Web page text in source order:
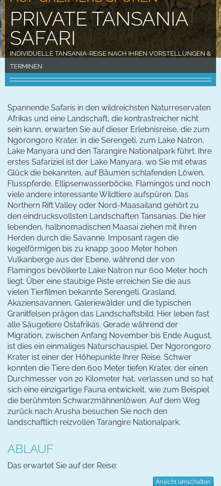
PRIVATE TANSANIA
SAFARI
INDIVIDUELLE TANSANIA-REISE NACH IHREN VORSTELLUNGEN &
TERMINEN
Spannende Safaris in den wildreichsten Naturreservaten
Afrikas und eine Landschaft, die kontrastreicher nicht
sein kann, erwarten Sie auf dieser Erlebnisreise, die zum
Ngorongoro Krater, in die Serengeti, zum Lake Natron,
Lake Manyara und den Tarangire Nationalpark führt. Ihre
erstes Safariziel ist der Lake Manyara, wo Sie mit etwas
Glück die bekannten, auf Bäumen schlafenden Löwen,
Flusspferde, Ellipsenwasserböcke, Flamingos und noch
viele andere interessante Wildtiere aufspüren. Das
Northern Rift Valley oder Nord-Maasailand gehört zu
den eindrucksvollsten Landschaften Tansanias. Die hier
lebenden, halbnomadischen Maasai ziehen mit ihren
Herden durch die Savanne. Imposant ragen die
kegelförmigen bis zu knapp 3000 Meter hohen
Vulkanberge aus der Ebene, während der von
Flamingos bevölkerte Lake Natron nur 600 Meter hoch
liegt. Über eine staubige Piste erreichen Sie die aus
vielen Tierfilmen bekannte Serengeti. Grasland,
Akaziensavannen, Galeriewälder und die typischen
Granitfelsen prägen das Landschaftsbild. Hier leben fast
alle Säugetiere Ostafrikas. Gerade während der
Migration, zwischen Anfang November bis Ende August,
ist dies ein einmaliges Naturschauspiel. Der Ngorongoro
Krater ist einer der Höhepunkte Ihrer Reise. Schwer
konnten die Tiere den 600 Meter tiefen Krater, der einen
Durchmesser von 20 Kilometer hat, verlassen und so hat
sich eine einzigartige Fauna entwickelt, wie zum Beispiel
die berühmten Schwarzmähnenlöwen. Auf dem Weg
zurück nach Arusha besuchen Sie noch den
landschaftlich reizvollen Tarangire Nationalpark.
ABLAUF
Das erwartet Sie auf der Reise:
Ansicht umschalten